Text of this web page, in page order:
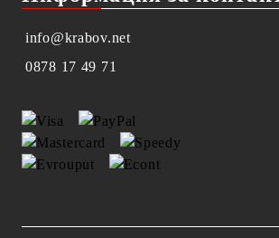
info@krabov.net
0878 17 49 71